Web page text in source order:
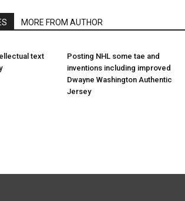
MORE FROM AUTHOR
text
Posting NHL some tae and
inventions including improved
Dwayne Washington Authentic
Jersey